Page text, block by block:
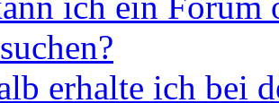
erhalte ich bei